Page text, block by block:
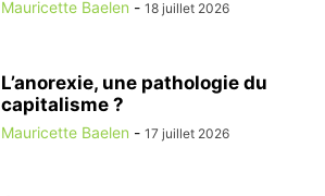
Mauricette Baelen - 18 juillet 2026
L’anorexie, une pathologie du
capitalisme ?
Mauricette Baelen - 17 juillet 2026